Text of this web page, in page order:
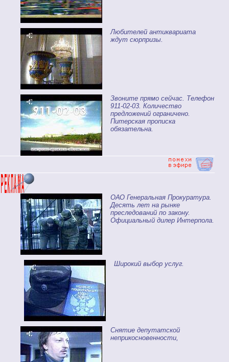
Любителей антиквариата
ждут сюрпризы.
Звоните прямо сейчас. Телефон
911-02-03. Количество
предложений ограничено.
Питерская прописка
обязательна.
ОАО Генеральная Прокуратура.
Десять лет на рынке
преследований по закону.
Официальный дилер Интерпола.
Широкий выбор услуг.
Снятие депутатской
неприкосновенности,